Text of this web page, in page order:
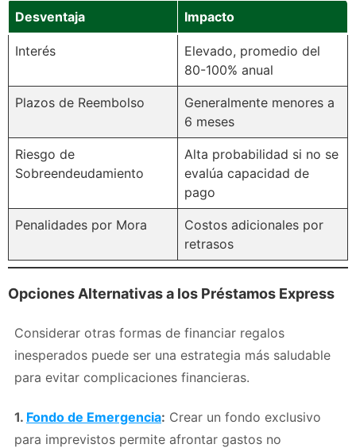
Desventaja Impacto
Interés
Elevado, promedio del
80-100% anual
Plazos de Reembolso
Generalmente menores a
6 meses
Riesgo de
Sobreendeudamiento
Alta probabilidad si no se
evalúa capacidad de
pago
Penalidades por Mora
Costos adicionales por
retrasos
Opciones Alternativas a los Préstamos Express
Considerar otras formas de financiar regalos
inesperados puede ser una estrategia más saludable
para evitar complicaciones financieras.
1. Fondo de Emergencia: Crear un fondo exclusivo
para imprevistos permite afrontar gastos no